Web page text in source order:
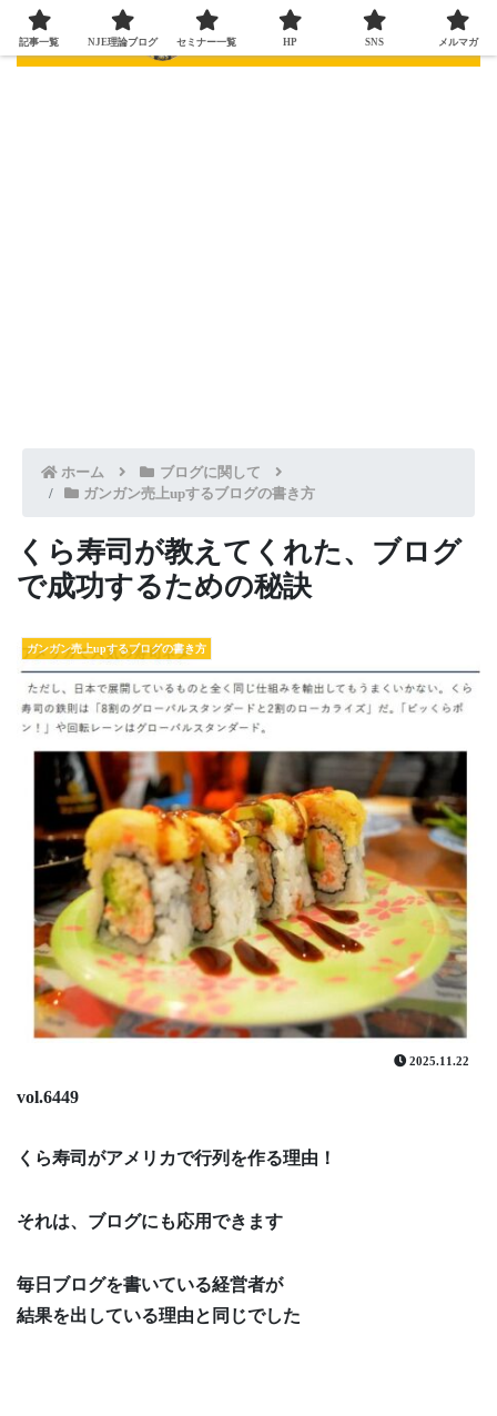
ホーム
ブログに関して
ガンガン売上upするブログの書き方
くら寿司が教えてくれた、ブログ
で成功するための秘訣
ガンガン売上upするブログの書き方
2025.11.22
vol.6449
くら寿司がアメリカで行列を作る理由！
それは、ブログにも応用できます
毎日ブログを書いている経営者が
結果を出している理由と同じでした
記事一覧 NJE理論ブログ セミナー一覧 HP SNS メルマガ